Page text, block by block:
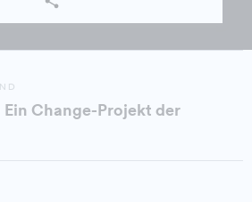
Change-Projekt der